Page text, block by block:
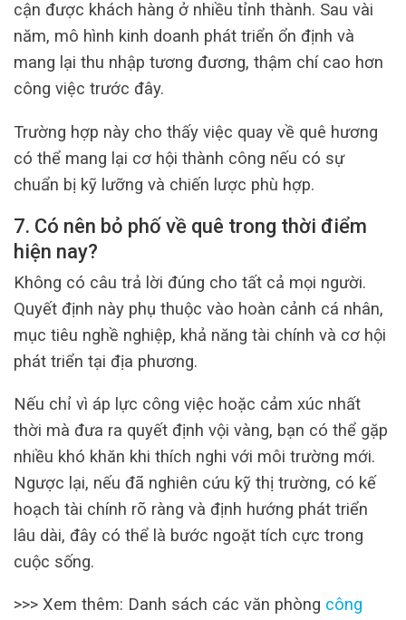
cận được khách hàng ở nhiều tỉnh thành. Sau vài
năm, mô hình kinh doanh phát triển ổn định và
mang lại thu nhập tương đương, thậm chí cao hơn
công việc trước đây.
Trường hợp này cho thấy việc quay về quê hương
có thể mang lại cơ hội thành công nếu có sự
chuẩn bị kỹ lưỡng và chiến lược phù hợp.
7. Có nên bỏ phố về quê trong thời điểm
hiện nay?
Không có câu trả lời đúng cho tất cả mọi người.
Quyết định này phụ thuộc vào hoàn cảnh cá nhân,
mục tiêu nghề nghiệp, khả năng tài chính và cơ hội
phát triển tại địa phương.
Nếu chỉ vì áp lực công việc hoặc cảm xúc nhất
thời mà đưa ra quyết định vội vàng, bạn có thể gặp
nhiều khó khăn khi thích nghi với môi trường mới.
Ngược lại, nếu đã nghiên cứu kỹ thị trường, có kế
hoạch tài chính rõ ràng và định hướng phát triển
lâu dài, đây có thể là bước ngoặt tích cực trong
cuộc sống.
>>> Xem thêm: Danh sách các văn phòng công